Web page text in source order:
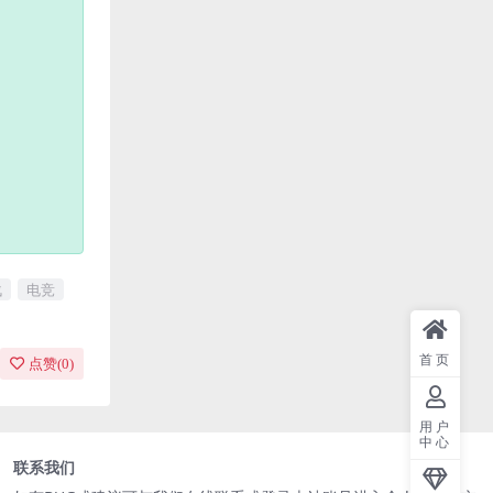
电竞
点赞(0)
联系我们
首页
用户
中心